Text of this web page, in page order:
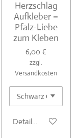
Herzschlag
Aufkleber –
Pfalz-Liebe
zum Kleben
6,00 €
zzgl.
Versandkosten
Details anzeigen